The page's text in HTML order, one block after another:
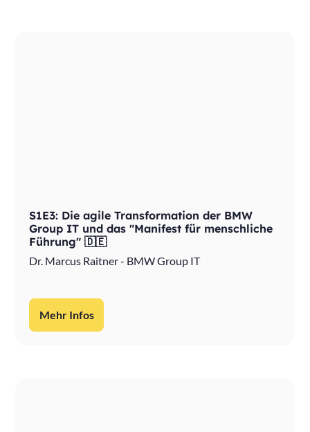
S1E3: Die agile Transformation der BMW
Group IT und das "Manifest für menschliche
Führung" 🇩🇪
Dr. Marcus Raitner - BMW Group IT
Mehr Infos